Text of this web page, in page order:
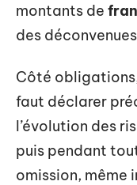
montants de
des déconvenues
Côté
faut déclarer
l’évolution des
puis pendant
omission, même